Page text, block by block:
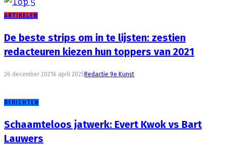
ARTIKELEN
De beste strips om in te lijsten: zestien
redacteuren kiezen hun toppers van 2021
26 december 20216 april 2025Redactie 9e Kunst
BERICHTEN
Schaamteloos jatwerk: Evert Kwok vs Bart
Lauwers